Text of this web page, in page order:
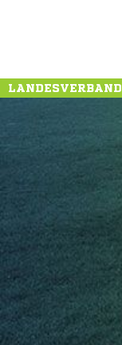
LANDESVERBAND